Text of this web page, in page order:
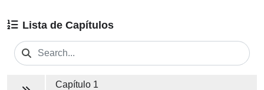
Lista de Capítulos
Capítulo 1